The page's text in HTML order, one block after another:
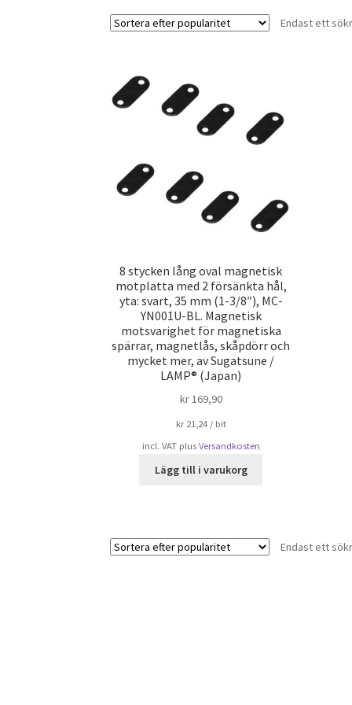
Endast ett
8 stycken lång oval magnetisk
motplatta med 2 försänkta hål,
yta: svart, 35 mm (1-3/8″), MC-
YN001U-BL. Magnetisk
motsvarighet för magnetiska
spärrar, magnetlås, skåpdörr och
mycket mer, av Sugatsune /
LAMP® (Japan)
kr169,90
kr21,24/ bit
incl. VAT plus Versandkosten
Lägg till i varukorg
Endast ett